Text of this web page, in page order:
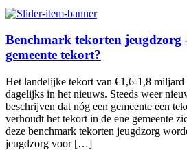
Benchmark tekorten jeugdzorg
gemeente tekort?
Het landelijke tekort van €1,6-1,8
dagelijks in het nieuws. Steeds weer
beschrijven dat nóg een gemeente een
verhoudt het tekort in de ene gemeente
deze benchmark tekorten jeugdzorg
jeugdzorg voor […]